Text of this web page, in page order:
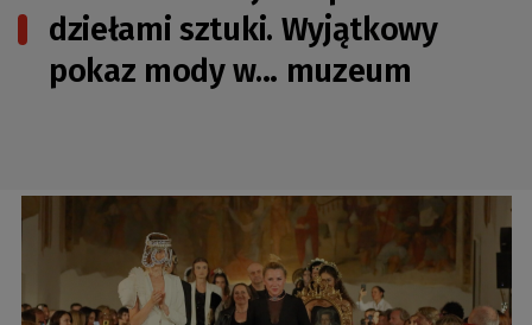
dziełami sztuki. Wyjątkowy
pokaz mody w… muzeum